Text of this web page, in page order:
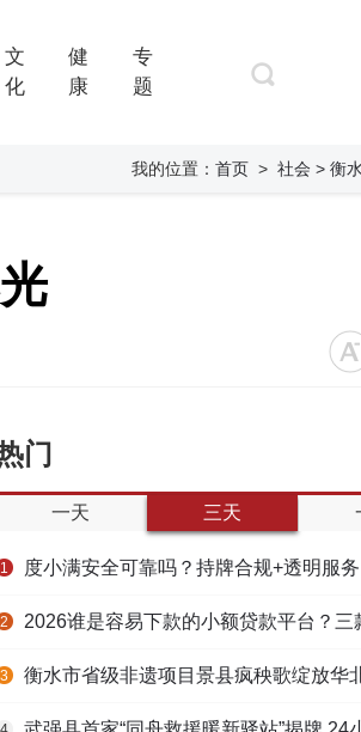
文
化
健
康
专
题
我的位置： 首页 > 社会 > 衡
门
一天 三天
1 度小满安全可靠吗？持牌合规+透明服务，为资金周转筑
2 2026谁是容易下款的小额贷款平台？三款小额贷款
3 衡水市省级非遗项目景县疯秧歌绽放华北五省（区）市